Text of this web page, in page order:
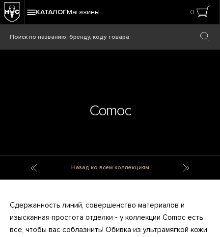
КАТАЛОГМагазины 0
Comoc
ColosseumНазад ко всем коллекциям
Сдержанность линий, совершенство материалов и
изысканная простота отделки - у коллекции Comoc есть
всё, чтобы вас соблазнить! Обивка из ультрамягкой кожи